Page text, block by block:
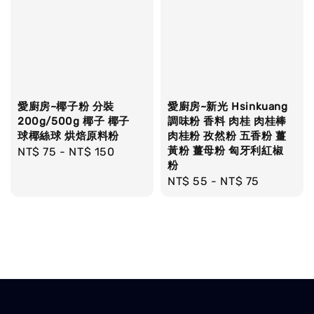
愛廚房~椰子粉 分裝
200g/500g 椰子 椰子
球椰絲球 烘焙原料粉
Regular
NT$ 75 - NT$ 150
愛廚房~新光 Hsinkuang
調味粉 香料 肉桂 肉桂棒
肉桂粉 孜然粉 五香粉 薑
黃粉 薑母粉 匈牙利紅椒
粉
Regular
NT$ 55 - NT$ 75